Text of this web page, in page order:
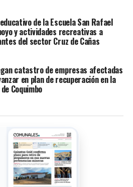
de la Escuela San Rafael
y actividades recreativas a
del sector Cruz de Cañas
catastro de empresas afectadas
en plan de recuperación en la
Coquimbo